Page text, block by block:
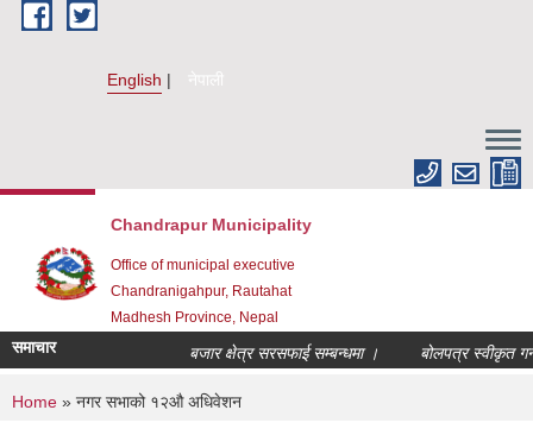
Skip to main content
English नेपाली
Chandrapur Municipality
Office of municipal executive
Chandranigahpur, Rautahat
Madhesh Province, Nepal
समाचार बजार क्षेत्र सरसफाई सम्बन्धमा । बोलपत्र स्वीकृत
You are here
Home » नगर सभाको १२औ अधिवेशन